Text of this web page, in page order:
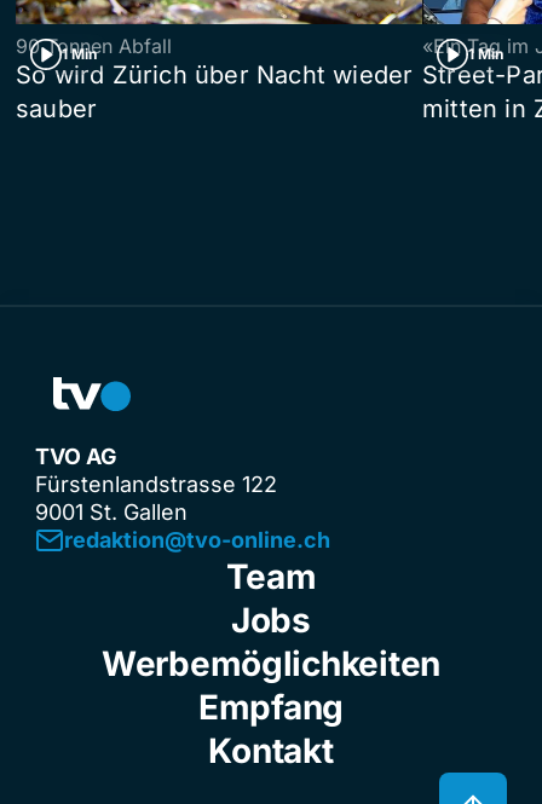
1 Min
90 Tonnen Abfall
So wird Zürich über Nacht wieder
sauber
1 Min
«Ein Tag im
Street-
mitten in
TVO AG
Fürstenlandstrasse 122
9001 St. Gallen
redaktion@tvo-online.ch
Team
Jobs
Werbemöglichkeiten
Empfang
Kontakt